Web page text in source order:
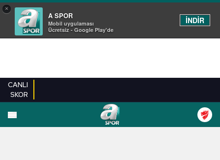
×
A SPOR
Mobil uygulaması
Ücretsiz - Google Play'de
İNDİR
CANLI
SKOR
EN YENILER